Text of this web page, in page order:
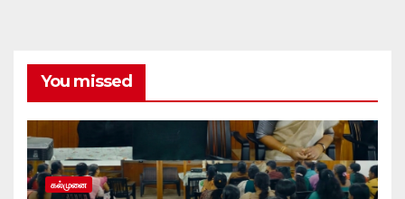
You missed
கல்முனை